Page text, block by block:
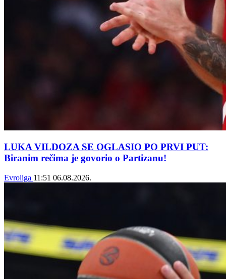
LUKA VILDOZA SE OGLASIO PO PRVI PUT:
Biranim rečima je govorio o Partizanu!
Evroliga 11:51 06.08.2026.